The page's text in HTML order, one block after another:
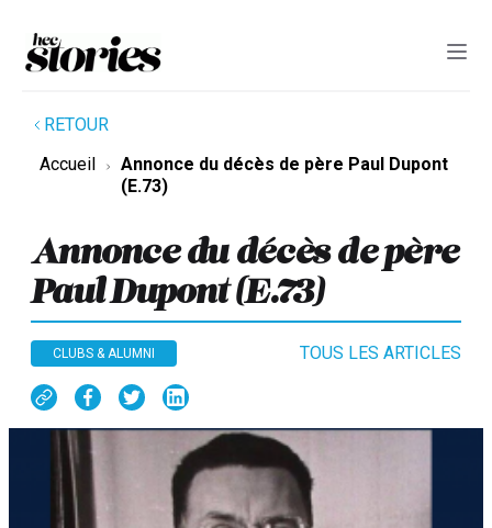
RETOUR
Accueil
Annonce du décès de père Paul Dupont
(E.73)
Annonce du décès de père
Paul Dupont (E.73)
CLUBS & ALUMNI TOUS LES ARTICLES